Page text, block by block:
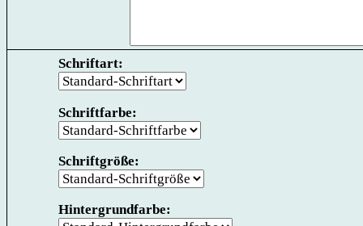
Schriftart:
Schriftfarbe:
Schriftgröße:
Hintergrundfarbe: